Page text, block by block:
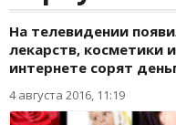
На телевидении
лекарств, косметики
интернете сорят
4 августа 2016, 11:19